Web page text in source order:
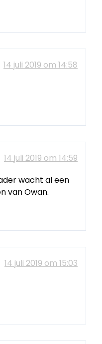
14 juli 2019 om 14:58
14 juli 2019 om 14:59
wacht al een
van Owan.
14 juli 2019 om 15:03